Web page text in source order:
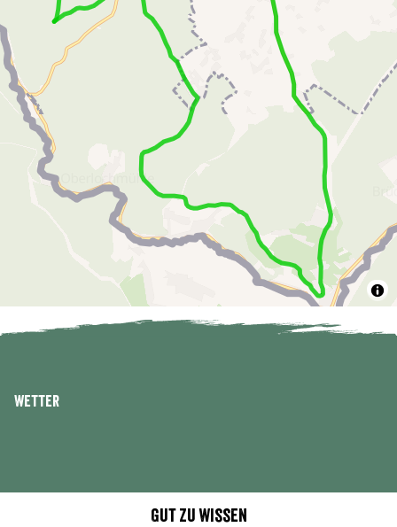
Wetter
Gut zu wissen